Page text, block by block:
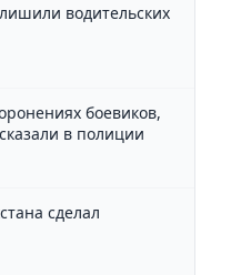
водительских
боевиков,
в полиции
сделал